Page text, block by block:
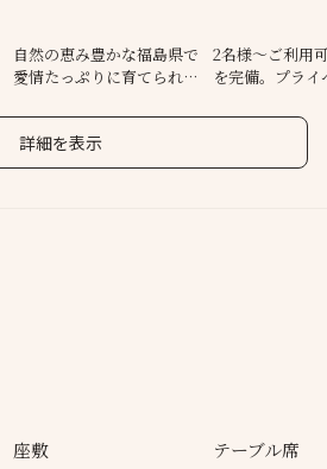
自然の恵み豊かな福島県で
愛情たっぷりに育てられ
2名様～ご利用
を完備。プラ
詳細を表示
座敷 テーブル席